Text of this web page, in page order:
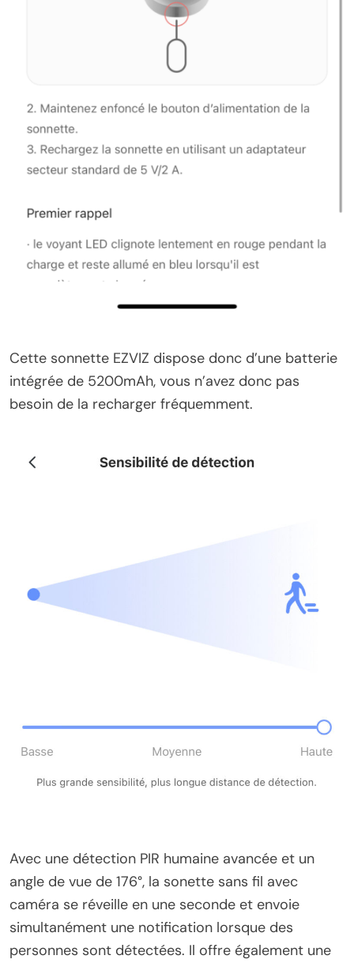
Cette sonnette EZVIZ dispose donc d’une batterie
intégrée de 5200mAh, vous n’avez donc pas
besoin de la recharger fréquemment.
Avec une détection PIR humaine avancée et un
angle de vue de 176°, la sonette sans fil avec
caméra se réveille en une seconde et envoie
simultanément une notification lorsque des
personnes sont détectées. Il offre également une